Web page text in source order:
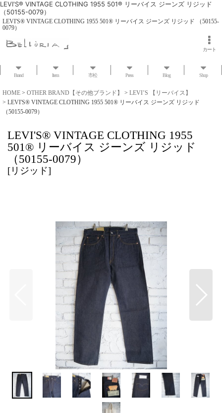
LEVI'S® VINTAGE CLOTHING 1955 501® リーバイス ジーンズ リジッド
（50155-0079）
LEVI'S® VINTAGE CLOTHING 1955 501® リーバイス ジーンズ リジッド （50155-
0079）
カート
Brand Item 市松 Press Blog Shop
HOME > OTHER BRAND【その他ブランド】 > LEVI’S 【リーバイス】
> LEVI'S® VINTAGE CLOTHING 1955 501® リーバイス ジーンズ リジッド
（50155-0079）
LEVI'S® VINTAGE CLOTHING 1955
501® リーバイス ジーンズ リジッド
（50155-0079）
[リジッド]